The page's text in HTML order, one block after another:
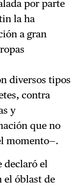
por parte
la ha
a gran
diversos tipos
contra
y
que no
momento—.
declaró el
el óblast de